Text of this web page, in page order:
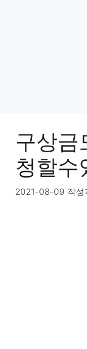
구상금
청할수
2021-08-09 작성